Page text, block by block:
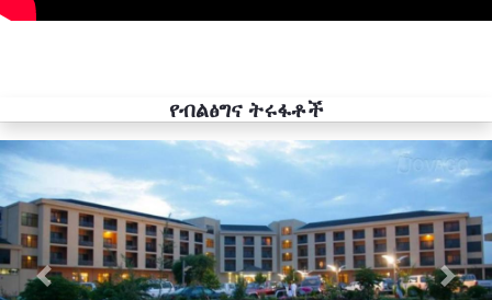
የብልፅግና ትሩፋቶች
Previous Next